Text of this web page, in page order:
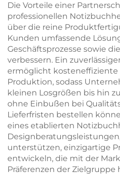
Die Vorteile einer
professionellen
über die reine
Kunden umfassende
Geschäftsprozesse sowie
verbessern. Ein
ermöglicht kosteneffiziente
Produktion, sodass
kleinen Losgrößen bis hin
ohne Einbußen bei
Lieferfristen bestellen
eines etablierten
unterstützen, einzigartige
entwickeln, die mit der
Präferenzen der Zielgruppe